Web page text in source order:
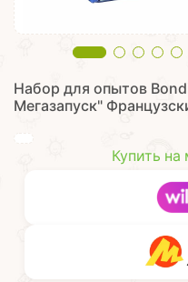
Набор для опытов
Мегазапуск"
Купить на